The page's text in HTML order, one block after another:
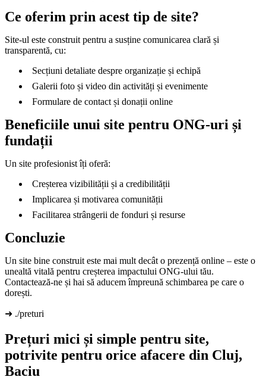
Ce oferim prin acest tip de site?
Site-ul este construit pentru a susține comunicarea clară și
transparentă, cu:
Secțiuni detaliate despre organizație și echipă
Galerii foto și video din activități și evenimente
Formulare de contact și donații online
Beneficiile unui site pentru ONG-uri și
fundații
Un site profesionist îți oferă:
Creșterea vizibilității și a credibilității
Implicarea și motivarea comunității
Facilitarea strângerii de fonduri și resurse
Concluzie
Un site bine construit este mai mult decât o prezență online – este o
unealtă vitală pentru creșterea impactului ONG-ului tău.
Contactează-ne și hai să aducem împreună schimbarea pe care o
dorești.
➜ ./preturi
Prețuri mici și simple pentru site,
potrivite pentru orice afacere din Cluj,
Baciu